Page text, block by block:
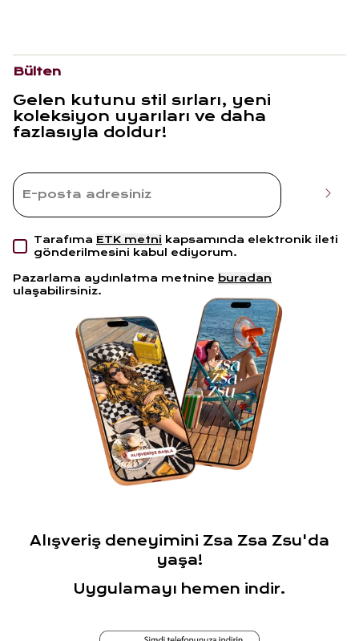
Bülten
Gelen kutunu stil sırları, yeni
koleksiyon uyarıları ve daha
fazlasıyla doldur!
Tarafıma ETK metni kapsamında elektronik ileti
gönderilmesini kabul ediyorum.
Pazarlama aydınlatma metnine buradan
ulaşabilirsiniz.
Alışveriş deneyimini Zsa Zsa Zsu'da
yaşa!
Uygulamayı hemen indir.